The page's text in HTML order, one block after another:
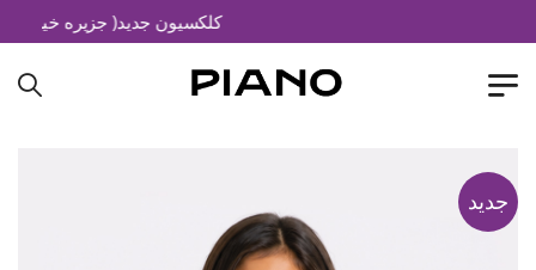
کلکسیون جدید( جزیره خیال)
جدید